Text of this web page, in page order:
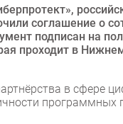
соглашение о
подписан на
проходит в
в сфере
программных